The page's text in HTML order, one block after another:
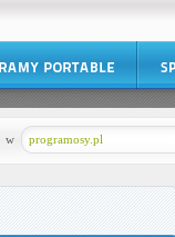
programosy.pl
w